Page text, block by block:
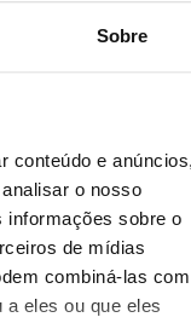
Sobre
conteúdo e
o nosso
informações sobre o
de mídias
combiná-las com
eles ou que eles
PRÓXIMA
Hair Day 2022